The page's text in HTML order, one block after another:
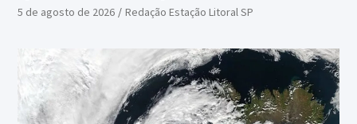
5 de agosto de 2026 Redação Estação Litoral SP